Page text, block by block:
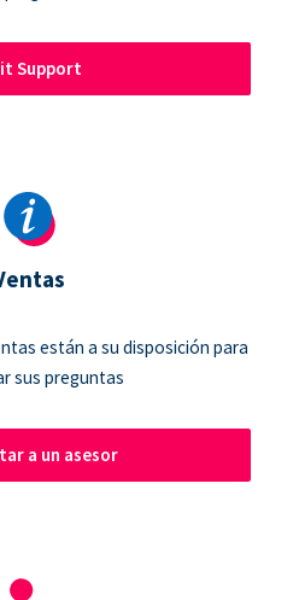
Support
están a su disposición para
sus preguntas
a un asesor